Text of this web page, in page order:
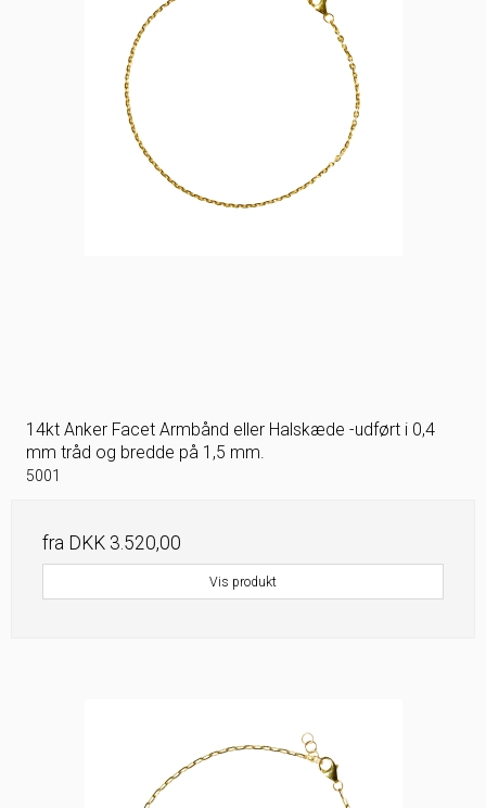
14kt Anker Facet Armbånd eller Halskæde -udført i 0,4
mm tråd og bredde på 1,5 mm.
5001
fra DKK 3.520,00
Vis produkt